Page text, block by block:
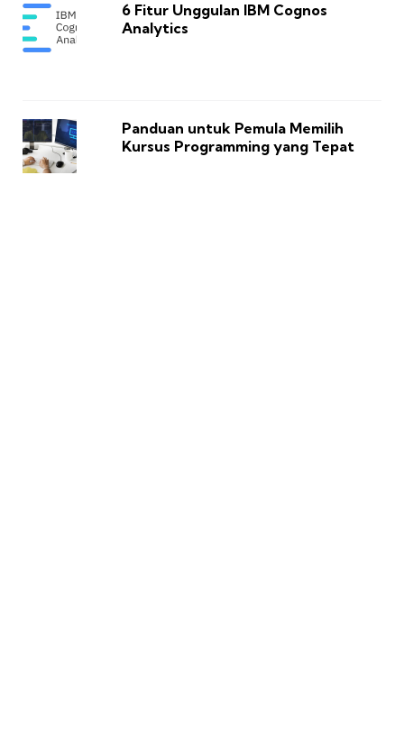
6 Fitur Unggulan IBM Cognos
Analytics
Panduan untuk Pemula Memilih
Kursus Programming yang Tepat